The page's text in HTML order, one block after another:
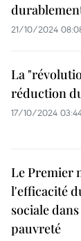
21/10/2024
La
réduction
17/10/2024
Le Premier
l'efficacité
sociale
pauvreté